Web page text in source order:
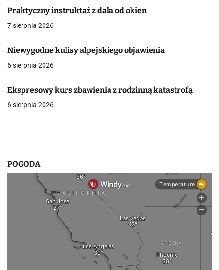
a
w
u
Praktyczny instruktaż z dala od okien
7 sierpnia 2026
Niewygodne kulisy alpejskiego objawienia
6 sierpnia 2026
Ekspresowy kurs zbawienia z rodzinną katastrofą
6 sierpnia 2026
POGODA